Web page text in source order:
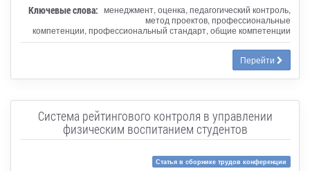
Ключевые слова: менеджмент, оценка, педагогический контроль,
метод проектов, профессиональные
компетенции, профессиональный стандарт, общие компетенции
Перейти
Система рейтингового контроля в управлении
физическим воспитанием студентов
Статья в сборнике трудов конференции